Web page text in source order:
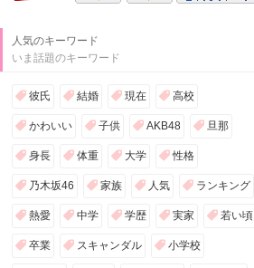
人気のキーワード
いま話題のキーワード
彼氏 結婚 現在 高校
かわいい 子供 AKB48 旦那
身長 体重 大学 性格
乃木坂46 家族 人気 ランキング
熱愛 中学 学歴 実家 若い頃
卒業 スキャンダル 小学校